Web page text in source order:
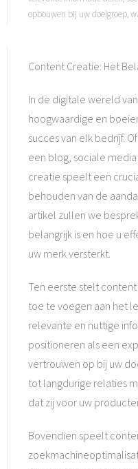
opbouwen bij uw doelgroep,
Content Creatie: Het
In de digitale wereld
hoogwaardige en
succes van elk bedrijf.
een blog, sociale
creatie speelt een
behouden van de
artikel zullen we
belangrijk is en hoe u
uw merk versterkt.
Ten eerste stelt
toe te voegen aan het
relevante en nuttige
positioneren als een
vertrouwen op bij uw
tot langdurige relaties
dat zij voor uw
Bovendien speelt